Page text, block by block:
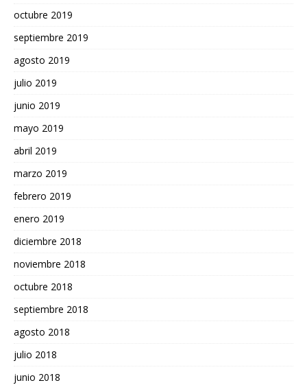
octubre 2019
septiembre 2019
agosto 2019
julio 2019
junio 2019
mayo 2019
abril 2019
marzo 2019
febrero 2019
enero 2019
diciembre 2018
noviembre 2018
octubre 2018
septiembre 2018
agosto 2018
julio 2018
junio 2018